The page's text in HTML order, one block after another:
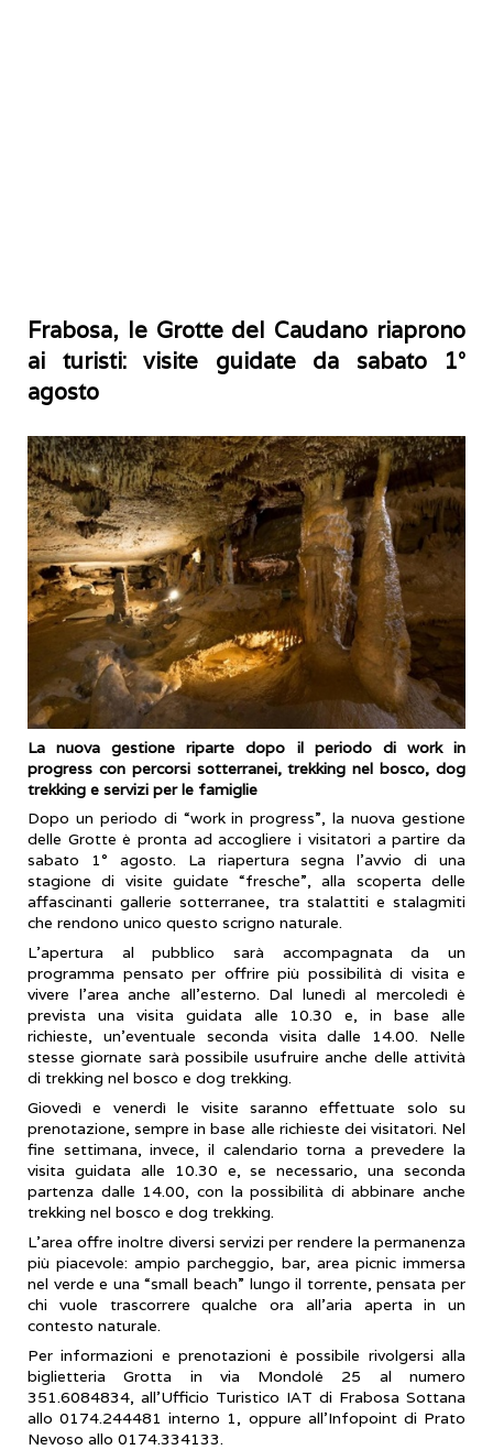
Frabosa, le Grotte del Caudano riaprono
ai turisti: visite guidate da sabato 1°
agosto
La nuova gestione riparte dopo il periodo di work in
progress con percorsi sotterranei, trekking nel bosco, dog
trekking e servizi per le famiglie
Dopo un periodo di “work in progress”, la nuova gestione
delle Grotte è pronta ad accogliere i visitatori a partire da
sabato 1° agosto. La riapertura segna l’avvio di una
stagione di visite guidate “fresche”, alla scoperta delle
affascinanti gallerie sotterranee, tra stalattiti e stalagmiti
che rendono unico questo scrigno naturale.
L’apertura al pubblico sarà accompagnata da un
programma pensato per offrire più possibilità di visita e
vivere l’area anche all’esterno. Dal lunedì al mercoledì è
prevista una visita guidata alle 10.30 e, in base alle
richieste, un’eventuale seconda visita dalle 14.00. Nelle
stesse giornate sarà possibile usufruire anche delle attività
di trekking nel bosco e dog trekking.
Giovedì e venerdì le visite saranno effettuate solo su
prenotazione, sempre in base alle richieste dei visitatori. Nel
fine settimana, invece, il calendario torna a prevedere la
visita guidata alle 10.30 e, se necessario, una seconda
partenza dalle 14.00, con la possibilità di abbinare anche
trekking nel bosco e dog trekking.
L’area offre inoltre diversi servizi per rendere la permanenza
più piacevole: ampio parcheggio, bar, area picnic immersa
nel verde e una “small beach” lungo il torrente, pensata per
chi vuole trascorrere qualche ora all’aria aperta in un
contesto naturale.
Per informazioni e prenotazioni è possibile rivolgersi alla
biglietteria Grotta in via Mondolé 25 al numero
351.6084834, all’Ufficio Turistico IAT di Frabosa Sottana
allo 0174.244481 interno 1, oppure all’Infopoint di Prato
Nevoso allo 0174.334133.